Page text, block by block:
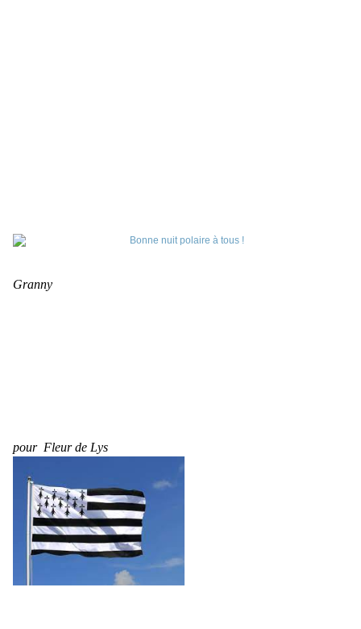
Granny
pour Fleur de Lys